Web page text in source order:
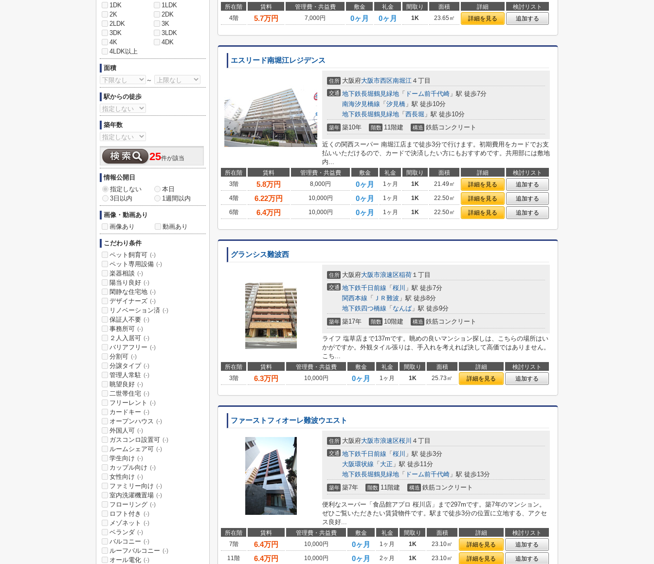
所在階 賃料 管理費・共益費 敷金 礼金 間取り 面積 詳細
検討リスト
4階
5.7万円 7,000円 0ヶ月 0ヶ月 1K 23.65㎡ 詳細を見る 追加する
エスリード南堀江レジデンス
住所 大阪府大阪市西区南堀江 ４丁目
交通 地下鉄長堀鶴見緑地 「 ドーム前千代崎 」駅 徒歩7分
南海汐見橋線 「 汐見橋 」駅 徒歩10分
地下鉄長堀鶴見緑地 「 西長堀 」駅 徒歩10分
築年 築10年 階数 11階建 構造 鉄筋コンクリート
近くの関西スーパー 南堀江店まで徒歩3分で行けます。初期費用をカードでお支
払いいただけるので、カードで決済したい方にもおすすめです。共用部には敷地
内...
所在階 賃料 管理費・共益費 敷金 礼金 間取り 面積 詳細
検討リスト
3階
5.8万円 8,000円 0ヶ月 1ヶ月 1K 21.49㎡ 詳細を見る
追加する
4階
6.22万円 10,000円 0ヶ月 1ヶ月 1K 22.50㎡ 詳細を見る
追加する
6階
6.4万円 10,000円 0ヶ月 1ヶ月 1K 22.50㎡ 詳細を見る 追加する
グランシス難波西
住所 大阪府大阪市浪速区稲荷 １丁目
交通 地下鉄千日前線 「 桜川 」駅 徒歩7分
関西本線 「 ＪＲ難波 」駅 徒歩8分
地下鉄四つ橋線 「 なんば 」駅 徒歩9分
築年 築17年 階数 10階建 構造 鉄筋コンクリート
ライフ 塩草店まで137mです。眺めの良いマンション探しは、こちらの場所はい
かがですか。外観タイル張りは、手入れを考えれば決して高価ではありません。
こち...
所在階 賃料 管理費・共益費 敷金 礼金 間取り 面積 詳細
検討リスト
3階
6.3万円 10,000円 0ヶ月 1ヶ月 1K 25.73㎡ 詳細を見る 追加する
ファーストフィオーレ難波ウエスト
住所 大阪府大阪市浪速区桜川 ４丁目
交通 地下鉄千日前線 「 桜川 」駅 徒歩3分
大阪環状線 「 大正 」駅 徒歩11分
地下鉄長堀鶴見緑地 「 ドーム前千代崎 」駅 徒歩13分
築年 築7年 階数 11階建 構造 鉄筋コンクリート
便利なスーパー「食品館アプロ 桜川店」まで297mです。築7年のマンション。
ぜひご覧いただきたい賃貸物件です。駅まで徒歩3分の位置に立地する、アクセ
ス良好...
所在階 賃料 管理費・共益費 敷金 礼金 間取り 面積 詳細
検討リスト
7階
6.4万円 10,000円 0ヶ月 1ヶ月 1K 23.10㎡ 詳細を見る
追加する
11階
6.4万円 10,000円 0ヶ月 2ヶ月 1K 23.10㎡ 詳細を見る 追加する
1DK
1LDK
2K
2DK
2LDK
3K
3DK
3LDK
4K
4DK
4LDK以上
面積
～
駅からの徒歩
築年数
25件が該当
情報公開日
指定しない
本日
3日以内
1週間以内
画像・動画あり
画像あり
動画あり
こだわり条件
ペット飼育可 (-)
ペット専用設備 (-)
楽器相談 (-)
陽当り良好 (-)
閑静な住宅地 (-)
デザイナーズ (-)
リノベーション済 (-)
保証人不要 (-)
事務所可 (-)
２人入居可 (-)
バリアフリー (-)
分割可 (-)
分譲タイプ (-)
管理人常駐 (-)
眺望良好 (-)
二世帯住宅 (-)
フリーレント (-)
カードキー (-)
オープンハウス (-)
外国人可 (-)
ガスコンロ設置可 (-)
ルームシェア可 (-)
学生向け (-)
カップル向け (-)
女性向け (-)
ファミリー向け (-)
室内洗濯機置場 (-)
フローリング (-)
ロフト付き (-)
メゾネット (-)
ベランダ (-)
バルコニー (-)
ルーフバルコニー (-)
オール電化 (-)